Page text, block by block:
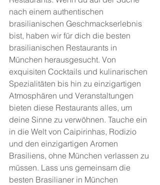
nach einem authentischen
brasilianischen Geschmackserlebnis
bist, haben wir für dich die besten
brasilianischen Restaurants in
München herausgesucht. Von
exquisiten Cocktails und kulinarischen
Spezialitäten bis hin zu einzigartigen
Atmosphären und Veranstaltungen
bieten diese Restaurants alles, um
deine Sinne zu verwöhnen. Tauche ein
in die Welt von Caipirinhas, Rodizio
und den einzigartigen Aromen
Brasiliens, ohne München verlassen zu
müssen. Lass uns gemeinsam die
besten Brasilianer in München